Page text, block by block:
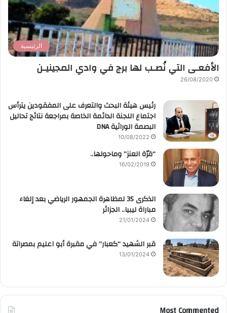
الرئيسية
الأفعـى التي نُصـب لها برج في وادي المجينيـن
26/08/2020
رئيس هيئة البحث والتعرف على المفقودين يترأس
اجتماع اللجنة الدائمة الخاصة بمراجعة نتائج تحاليل
البصمة الوراثية DNA
10/08/2022
“قرّة العنز” وماحولها..
16/02/2019
الذكرى 35 لمظاهرة الجمهور الرياضي بعد إلغاء
مباراة ليبيا.. الجزائر
21/01/2024
قبر الشهيد “كعبار” في مقبرة أبو اعليم بمصراتة
13/01/2024